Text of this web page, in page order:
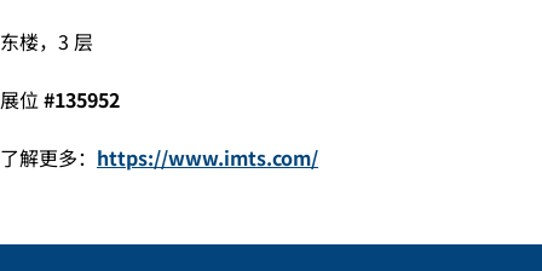
东楼，3 层
展位#135952
了解更多： https://www.imts.com/